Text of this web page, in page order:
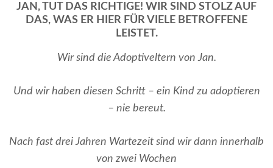
JAN, TUT DAS RICHTIGE! WIR SIND STOLZ AUF
DAS, WAS ER HIER FÜR VIELE BETROFFENE
LEISTET.
Wir sind die Adoptiveltern von Jan.
Und wir haben diesen Schritt – ein Kind zu adoptieren
– nie bereut.
Nach fast drei Jahren Wartezeit sind wir dann innerhalb
von zwei Wochen